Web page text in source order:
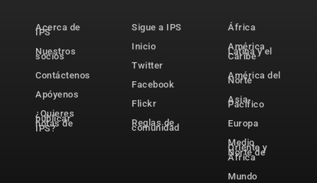
Acerca de
IPS
Nuestros
socios
Contáctenos
Apóyenos
¿Quieres
publicar
notas de
IPS?
Sigue a IPS
Inicio
Twitter
Facebook
Flickr
Reglas de
comunidad
África
América
Latina y el
Caribe
América del
Norte
Asia-
Pacífico
Europa
Medio
Oriente y
Norte de
África
Mundo